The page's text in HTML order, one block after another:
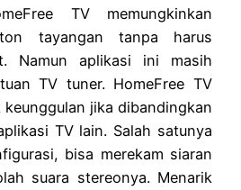
TV memungkinkan
tayangan tanpa harus
Namun aplikasi ini masih
TV tuner. HomeFree TV
keunggulan jika dibandingkan
TV lain. Salah satunya
bisa merekam siaran
suara stereonya. Menarik